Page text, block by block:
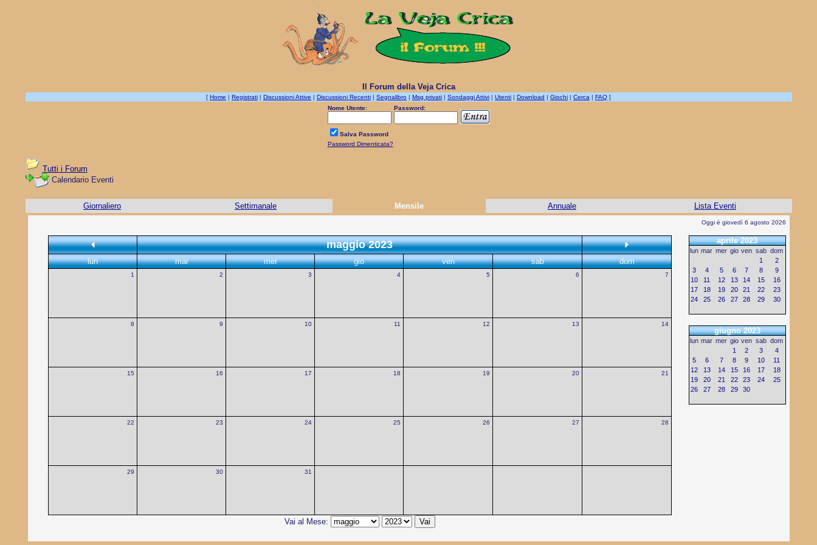
Il Forum della Veja Crica
[ Home | Registrati | Discussioni Attive | Discussioni Recenti | Segnalibro | Msg privati | Sondaggi Attivi | Utenti | Download | Giochi | Cerca | FAQ ]
Nome Utente:
Password:
Salva Password
Password Dimenticata?
Tutti i Forum
Calendario Eventi
Giornaliero Settimanale Mensile Annuale Lista Eventi
Oggi è giovedì 6 agosto 2026
maggio 2023
lun mar mer gio ven sab dom
1 2 3 4 5 6 7
8 9 10 11 12 13 14
15 16 17 18 19 20 21
22 23 24 25 26 27 28
29 30 31
Vai al Mese:
aprile 2023
lun mar mer gio ven sab dom
1
2
3
4 5 6 7 8
9
10
11 12 13 14 15
16
17
18 19 20 21 22
23
24
25 26 27 28 29 30
giugno 2023
lun mar mer gio ven sab dom
1
2 3
4
5
6 7 8 9 10
11
12
13 14 15 16 17
18
19
20 21 22 23 24
25
26
27 28 29 30